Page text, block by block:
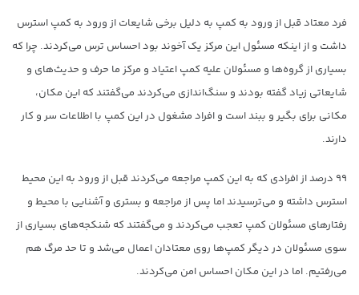
فرد معتاد قبل از ورود به کمپ به دلیل برخی شایعات از ورود به کمپ استرس
داشت و از اینکه مسئول این مرکز یک آخوند بود احساس ترس می‌کردند. چرا که
بسیاری از گروه‌ها و مسئولان علیه کمپ اعتیاد و مرکز ما حرف و حدیث‌های و
شایعاتی زیاد گفته بودند و سنگ‌اندازی می‌کردند می‌گفتند که این مکان،
مکانی برای بگیر و ببند است و افراد مشغول در این کمپ با اطلاعات سر و کار
دارند.
۹۹ درصد از افرادی که به این کمپ مراجعه می‌کردند قبل از ورود به این محیط
استرس داشته و می‌ترسیدند اما پس از مراجعه و بستری و آشنایی با محیط و
رفتارهای مسئولان کمپ‌ تعجب می‌کردند و می‌گفتند که شنکجه‌های بسیاری از
سوی مسئولان در دیگر کمپ‌ها روی معتادان اعمال می‌شد و تا حد مرگ هم
می‌رفتیم. اما در این مکان احساس امن می‌کردند.